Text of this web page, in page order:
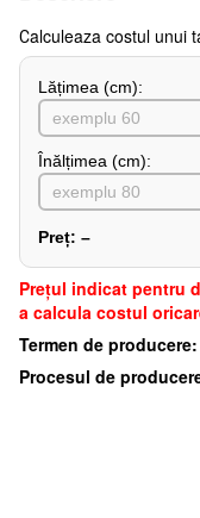
Сalculeaza costul unui
Lățimea (сm):
Înălțimea (cm):
Preț: –
Preţul indicat pentru
a calcula costul
Termen de producere:
Procesul de